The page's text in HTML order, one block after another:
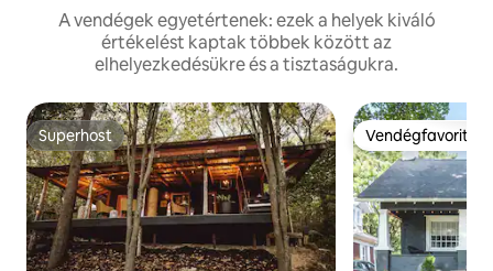
A vendégek egyetértenek: ezek a helyek kiváló
értékelést kaptak többek között az
elhelyezkedésükre és a tisztaságukra.
Superhost
Superhost Vendégfavorit
Vendégfavorit